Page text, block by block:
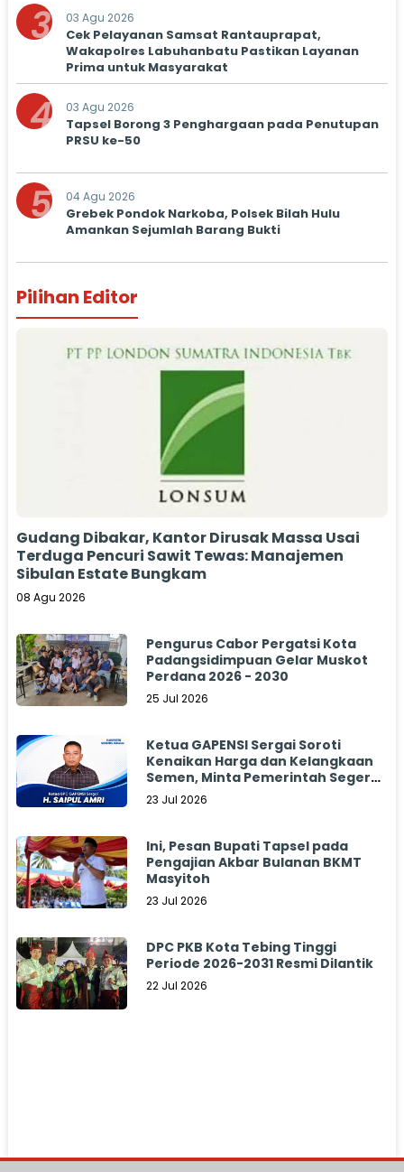
3 03 Agu 2026
Cek Pelayanan Samsat Rantauprapat,
Wakapolres Labuhanbatu Pastikan Layanan
Prima untuk Masyarakat
4 03 Agu 2026
Tapsel Borong 3 Penghargaan pada Penutupan
PRSU ke-50
5 04 Agu 2026
Grebek Pondok Narkoba, Polsek Bilah Hulu
Amankan Sejumlah Barang Bukti
Pilihan Editor
Gudang Dibakar, Kantor Dirusak Massa Usai
Terduga Pencuri Sawit Tewas: Manajemen
Sibulan Estate Bungkam
08 Agu 2026
Pengurus Cabor Pergatsi Kota
Padangsidimpuan Gelar Muskot
Perdana 2026 - 2030
25 Jul 2026
Ketua GAPENSI Sergai Soroti
Kenaikan Harga dan Kelangkaan
Semen, Minta Pemerintah Segera
Bertindak
23 Jul 2026
Ini, Pesan Bupati Tapsel pada
Pengajian Akbar Bulanan BKMT
Masyitoh
23 Jul 2026
DPC PKB Kota Tebing Tinggi
Periode 2026-2031 Resmi Dilantik
22 Jul 2026